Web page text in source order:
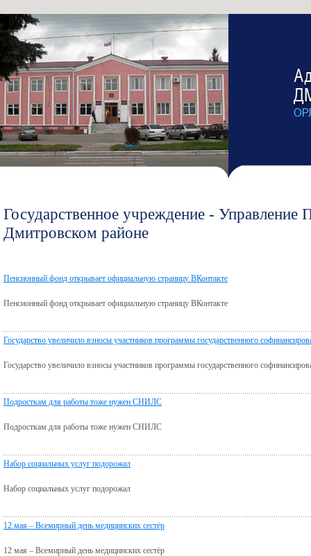
Государственное учреждение - Управление
Дмитровском районе
Пенсионный фонд открывает официальную страницу ВКонтакте
Пенсионный фонд открывает официальную страницу ВКонтакте
Государство увеличило взносы участников программы государственного
Государство увеличило взносы участников программы государственного
Подросткам для работы тоже нужен СНИЛС
Подросткам для работы тоже нужен СНИЛС
Набор социальных услуг подорожал
Набор социальных услуг подорожал
12 мая – Всемирный день медицинских сестёр
12 мая – Всемирный день медицинских сестёр